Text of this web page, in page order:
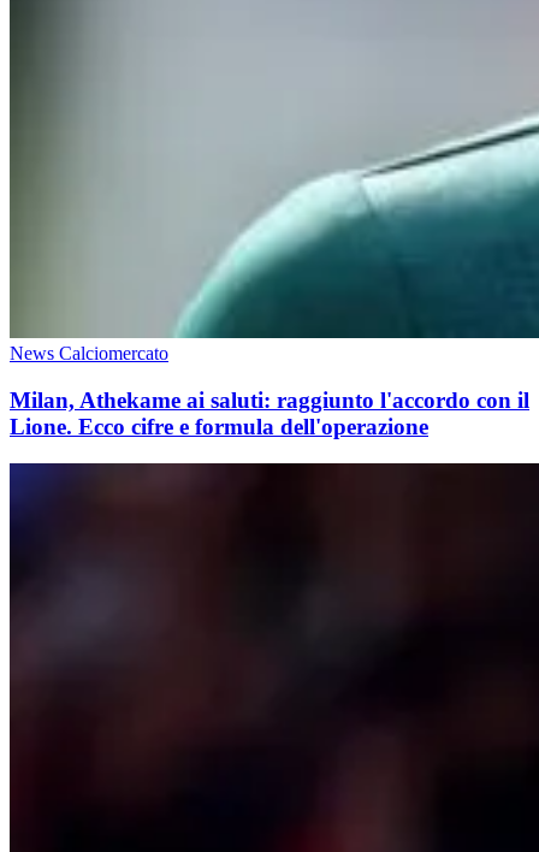
News Calciomercato
Milan, Athekame ai saluti: raggiunto l'accordo con il
Lione. Ecco cifre e formula dell'operazione